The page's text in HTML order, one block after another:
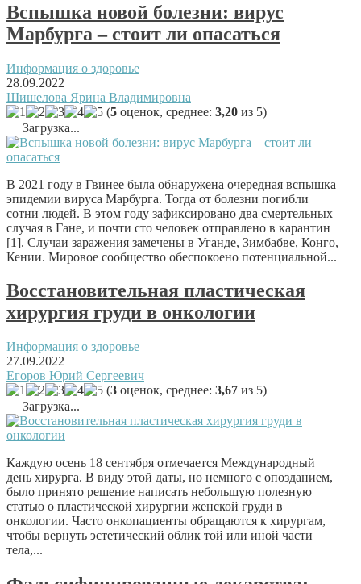
Вспышка новой болезни: вирус
Марбурга – стоит ли опасаться
Информация о здоровье
28.09.2022
Шишелова Ярина Владимировна
(5 оценок, среднее: 3,20 из 5)
Загрузка...
В 2021 году в Гвинее была обнаружена очередная вспышка
эпидемии вируса Марбурга. Тогда от болезни погибли
сотни людей. В этом году зафиксировано два смертельных
случая в Гане, и почти сто человек отправлено в карантин
[1]. Случаи заражения замечены в Уганде, Зимбабве, Конго,
Кении. Мировое сообщество обеспокоено потенциальной...
Восстановительная пластическая
хирургия груди в онкологии
Информация о здоровье
27.09.2022
Егоров Юрий Сергеевич
(3 оценок, среднее: 3,67 из 5)
Загрузка...
Каждую осень 18 сентября отмечается Международный
день хирурга. В виду этой даты, но немного с опозданием,
было принято решение написать небольшую полезную
статью о пластической хирургии женской груди в
онкологии. Часто онкопациенты обращаются к хирургам,
чтобы вернуть эстетический облик той или иной части
тела,...